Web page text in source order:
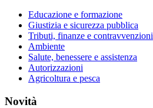
Educazione e formazione
Giustizia e sicurezza pubblica
Tributi, finanze e contravvenzioni
Ambiente
Salute, benessere e assistenza
Autorizzazioni
Agricoltura e pesca
Novità